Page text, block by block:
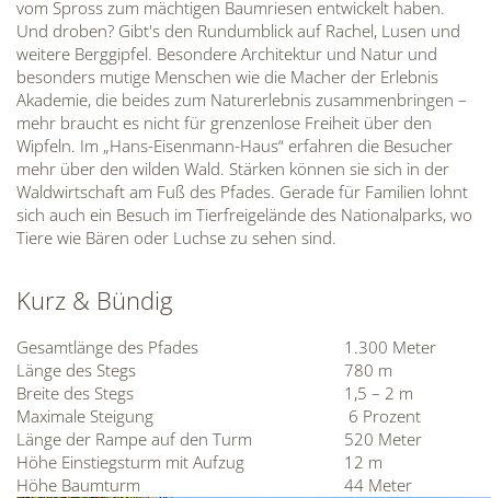
vom Spross zum mächtigen Baumriesen entwickelt haben.
Und droben? Gibt's den Rundumblick auf Rachel, Lusen und
weitere Berggipfel. Besondere Architektur und Natur und
besonders mutige Menschen wie die Macher der Erlebnis
Akademie, die beides zum Naturerlebnis zusammenbringen –
mehr braucht es nicht für grenzenlose Freiheit über den
Wipfeln. Im „Hans-Eisenmann-Haus“ erfahren die Besucher
mehr über den wilden Wald. Stärken können sie sich in der
Waldwirtschaft am Fuß des Pfades. Gerade für Familien lohnt
sich auch ein Besuch im Tierfreigelände des Nationalparks, wo
Tiere wie Bären oder Luchse zu sehen sind.
Kurz & Bündig
Gesamtlänge des Pfades
1.300 Meter
Länge des Stegs
780 m
Breite des Stegs
1,5 – 2 m
Maximale Steigung
6 Prozent
Länge der Rampe auf den Turm
520 Meter
Höhe Einstiegsturm mit Aufzug
12 m
Höhe Baumturm
44 Meter